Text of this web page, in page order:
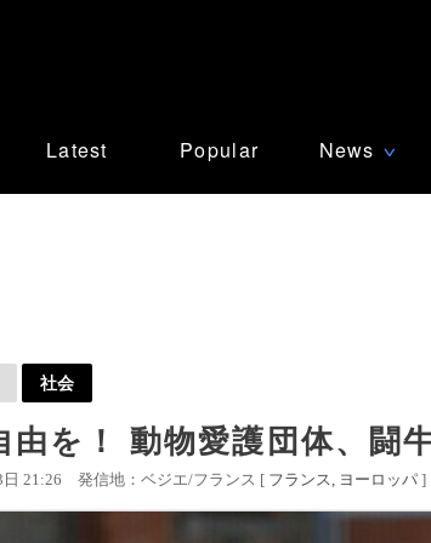
Latest Popular News ∨
社会
由を！ 動物愛護団体、闘
21:26 発信地：ベジエ/フランス [ フランス ヨーロッパ ]